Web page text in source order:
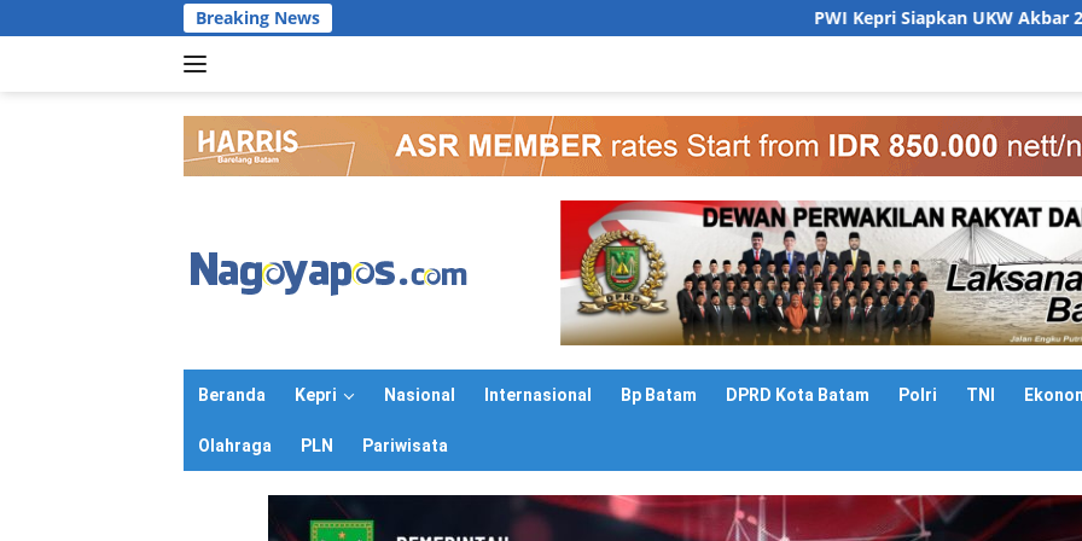
ke
Breaking News PWI Kepri Siapkan UKW Akbar 2026 Gratis,
Beranda Kepri Nasional Internasional Bp Batam DPRD Kota Batam Polri TNI
Olahraga PLN Pariwisata